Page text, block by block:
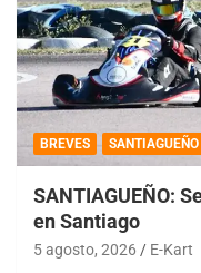
BREVES SANTIAGUEÑO
SANTIAGUEÑO:
en Santiago
5 agosto, 2026 E-Kart